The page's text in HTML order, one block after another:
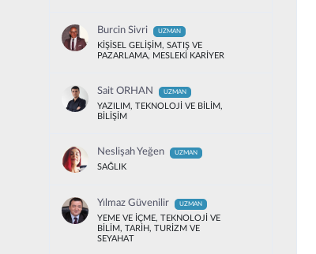
Burcin Sivri UZMAN
KİŞİSEL GELİŞİM, SATIŞ VE
PAZARLAMA, MESLEKİ KARİYER
Sait ORHAN UZMAN
YAZILIM, TEKNOLOJİ VE BİLİM,
BİLİŞİM
Neslişah Yeğen UZMAN
SAĞLIK
Yılmaz Güvenilir UZMAN
YEME VE İÇME, TEKNOLOJİ VE
BİLİM, TARİH, TURİZM VE
SEYAHAT